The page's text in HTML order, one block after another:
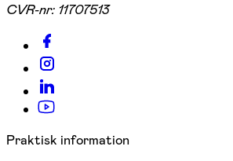
CVR-nr: 11707513
Praktisk information